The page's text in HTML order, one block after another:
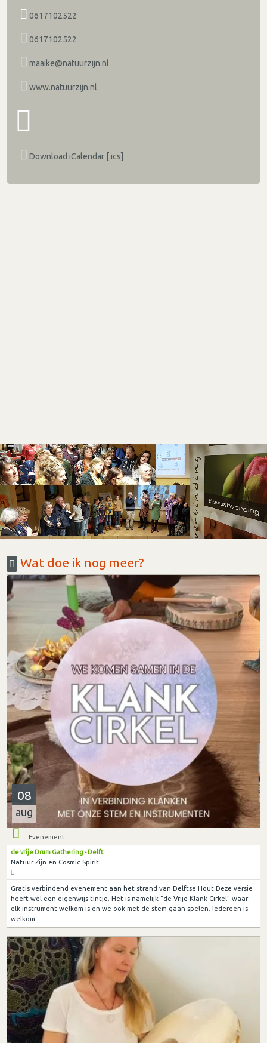
0617102522
0617102522
maaike@natuurzijn.nl
www.natuurzijn.nl
Download iCalendar [.ics]
Wat doe ik nog meer?
08
aug
Evenement
de vrije Drum Gathering - Delft
Natuur Zijn en Cosmic Spirit
Gratis verbindend evenement aan het strand van Delftse Hout Deze versie
heeft wel een eigenwijs tintje. Het is namelijk "de Vrije Klank Cirkel" waar
elk instrument welkom is en we ook met de stem gaan spelen. Iedereen is
welkom.